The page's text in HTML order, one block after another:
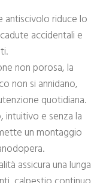
antiscivolo riduce lo
accidentali e
non porosa, la
non si annidano,
quotidiana.
intuitivo e senza la
un montaggio
assicura una lunga